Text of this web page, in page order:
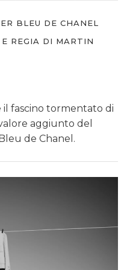
BLEU DE CHANEL
REGIA DI MARTIN
il fascino tormentato di
aggiunto del
de Chanel.